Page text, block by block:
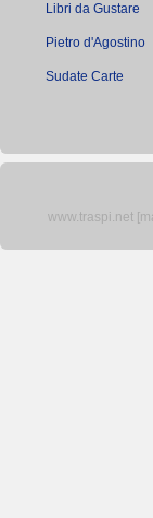
Libri da Gustare
Pietro d'Agostino
Sudate Carte
www.traspi.net